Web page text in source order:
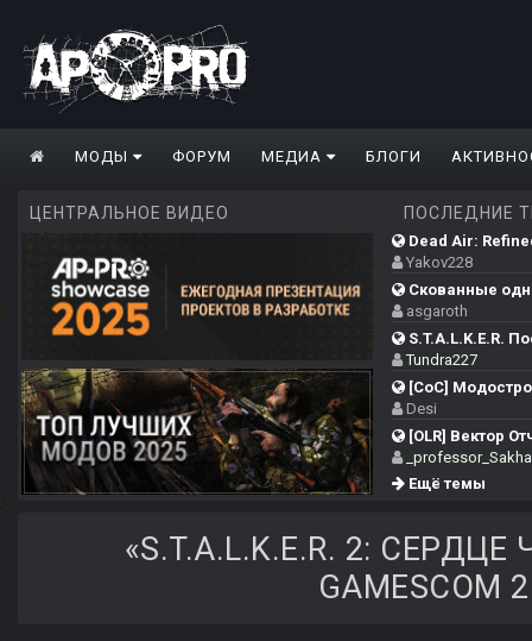
МОДЫ ФОРУМ МЕДИА БЛОГИ
ЦЕНТРАЛЬНОЕ ВИДЕО ПОСЛЕДНИЕ
Dead Air:
Yakov228
Скованные
asgaroth
S.T.A.L.K.E.R.
Tundra227
[CoС]
Desi
[OLR] Вектор
Ещё темы
«S.T.A.L.K.E.R. 2:
GAMESCOM